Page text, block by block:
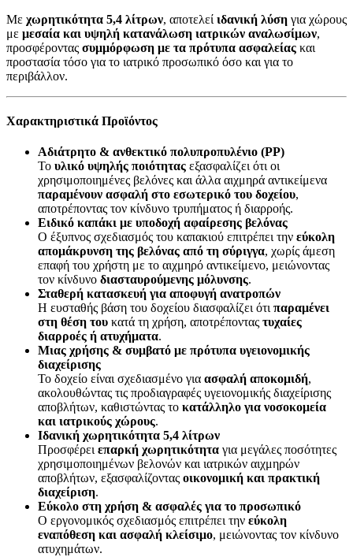
Με χωρητικότητα 5,4 λίτρων, αποτελεί ιδανική λύση για χώρους
με μεσαία και υψηλή κατανάλωση ιατρικών αναλωσίμων,
προσφέροντας συμμόρφωση με τα πρότυπα ασφαλείας και
προστασία τόσο για το ιατρικό προσωπικό όσο και για το
περιβάλλον.
Χαρακτηριστικά Προϊόντος
Αδιάτρητο & ανθεκτικό πολυπροπυλένιο (PP)
Το υλικό υψηλής ποιότητας εξασφαλίζει ότι οι
χρησιμοποιημένες βελόνες και άλλα αιχμηρά αντικείμενα
παραμένουν ασφαλή στο εσωτερικό του δοχείου,
αποτρέποντας τον κίνδυνο τρυπήματος ή διαρροής.
Ειδικό καπάκι με υποδοχή αφαίρεσης βελόνας
Ο έξυπνος σχεδιασμός του καπακιού επιτρέπει την εύκολη
απομάκρυνση της βελόνας από τη σύριγγα, χωρίς άμεση
επαφή του χρήστη με το αιχμηρό αντικείμενο, μειώνοντας
τον κίνδυνο διασταυρούμενης μόλυνσης.
Σταθερή κατασκευή για αποφυγή ανατροπών
Η ευσταθής βάση του δοχείου διασφαλίζει ότι παραμένει
στη θέση του κατά τη χρήση, αποτρέποντας τυχαίες
διαρροές ή ατυχήματα.
Μιας χρήσης & συμβατό με πρότυπα υγειονομικής
διαχείρισης
Το δοχείο είναι σχεδιασμένο για ασφαλή αποκομιδή,
ακολουθώντας τις προδιαγραφές υγειονομικής διαχείρισης
αποβλήτων, καθιστώντας το κατάλληλο για νοσοκομεία
και ιατρικούς χώρους.
Ιδανική χωρητικότητα 5,4 λίτρων
Προσφέρει επαρκή χωρητικότητα για μεγάλες ποσότητες
χρησιμοποιημένων βελονών και ιατρικών αιχμηρών
αποβλήτων, εξασφαλίζοντας οικονομική και πρακτική
διαχείριση.
Εύκολο στη χρήση & ασφαλές για το προσωπικό
Ο εργονομικός σχεδιασμός επιτρέπει την εύκολη
εναπόθεση και ασφαλή κλείσιμο, μειώνοντας τον κίνδυνο
ατυχημάτων.